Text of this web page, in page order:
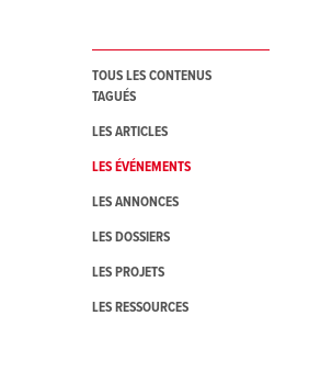
TOUS LES CONTENUS
TAGUÉS
LES ARTICLES
LES ÉVÉNEMENTS
LES ANNONCES
LES DOSSIERS
LES PROJETS
LES RESSOURCES